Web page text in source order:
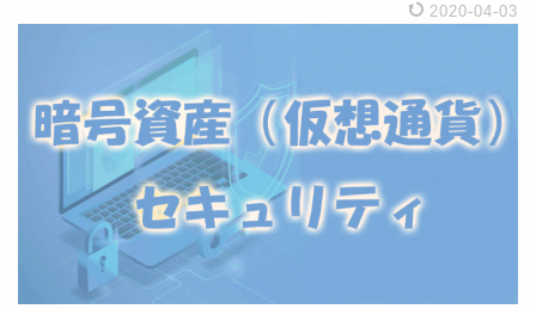
2020-04-03